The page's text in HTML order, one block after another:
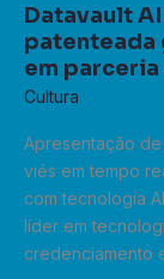
Datavault
patenteada
em parceria
Cultura
Apresentação
viés em tempo
com tecnologia
líder em
credenciamento
uma
tecnologia
patenteada
global
classificação
por
IA
em
parceria